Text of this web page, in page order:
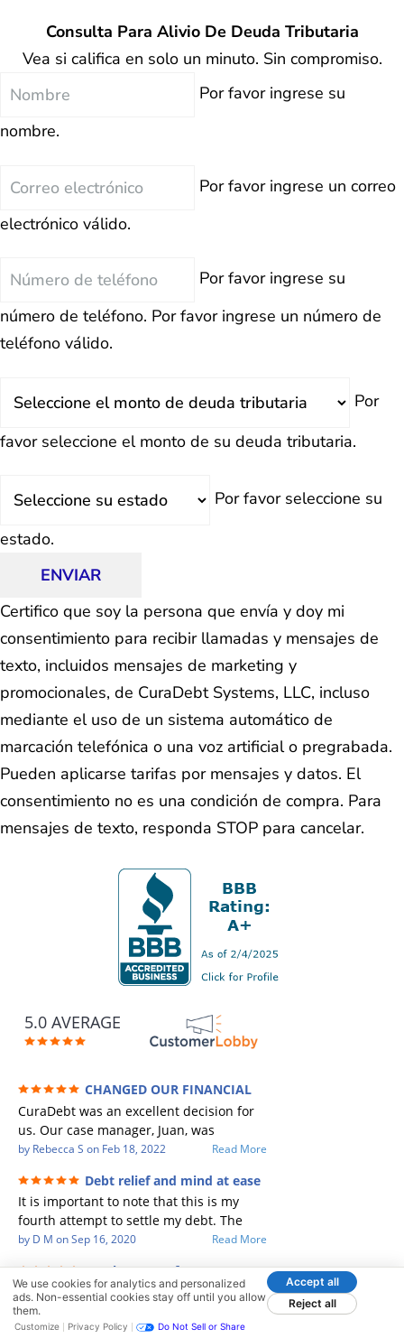
Consulta Para Alivio De Deuda Tributaria
Vea si califica en solo un minuto. Sin compromiso.
Nombre
Por favor ingrese su
nombre.
Correo
Por favor ingrese un correo
electrónico válido.
Teléfono
Por favor ingrese su
número de teléfono. Por favor ingrese un número de
teléfono válido.
Por
favor seleccione el monto de su deuda tributaria.
Por favor seleccione su
estado.
ENVIAR
Certifico que soy la persona que envía y doy mi
consentimiento para recibir llamadas y mensajes de
texto, incluidos mensajes de marketing y
promocionales, de CuraDebt Systems, LLC, incluso
mediante el uso de un sistema automático de
marcación telefónica o una voz artificial o pregrabada.
Pueden aplicarse tarifas por mensajes y datos. El
consentimiento no es una condición de compra. Para
mensajes de texto, responda STOP para cancelar.
5.0 AVERAGE
CHANGED OUR FINANCIAL
FUTURE (credit 200 Points / 90 K in debt
GONE)
CuraDebt was an excellent decision for
us. Our case manager, Juan, was
incredible to work with. He and Julio
Every communication was quickly
responded to and all of our questions
were answered. We were able to clear
up in excess of 90 K in debt in a few
years with a manageable payment.
CuraDebt gave us the opportunity to
start over and do things the right way.
The collection calls ALL stopped,
by Rebecca S on Feb 18, 2022 Read More
Debt relief and mind at ease
It is important to note that this is my
fourth attempt to settle my debt. The
first debt settlement company gave me
a debtor listing me as a charge off on my
credit report, even though they are paid
to date and I am making payments. The
second debt settlement company made
by D M onSep 16, 2020 Read More
Excelente 10 of 10
Patrick from CuraDebt provided
outstanding service. From the very
beginning, he was professional, patient,
byOsvaldo Bon Jan 17, 2026 Read More
We use cookies for analytics and personalized
ads. Non-essential cookies stay off until you allow
them.
Accept all
Reject all
Customize Privacy Policy Do Not Sell or Share